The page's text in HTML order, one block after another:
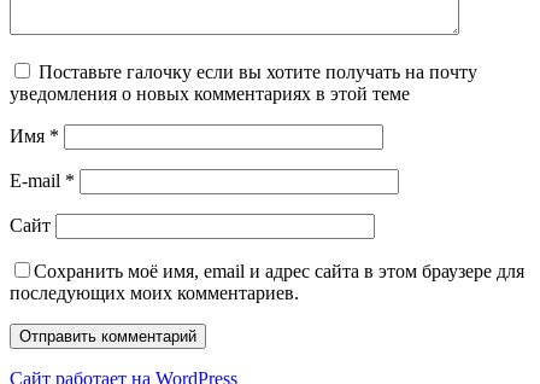
Поставьте галочку если вы хотите получать на почту
уведомления о новых комментариях в этой теме
Имя *
E-mail *
Сайт
Сохранить моё имя, email и адрес сайта в этом браузере для
последующих моих комментариев.
Сайт работает на WordPress